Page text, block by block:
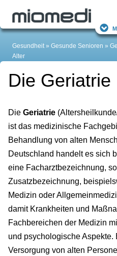
Gesundheit Gesunde Senioren
Alter
Die Geriatrie
Die Geriatrie
ist das medizinische
Behandlung von alten
Deutschland handelt es sich
eine Facharztbezeichnung,
Zusatzbezeichnung,
Medizin oder
damit Krankheiten und
Fachbereichen der Medizin
und psychologische Aspekte.
Versorgung von alten